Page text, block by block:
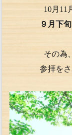
10月11
９月下
その為
参拝を